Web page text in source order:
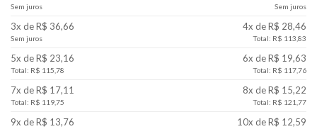
Sem juros Sem juros
3x de R$ 36,66
Sem juros
4x de R$ 28,46
Total: R$ 113,83
5x de R$ 23,16
Total: R$ 115,78
6x de R$ 19,63
Total: R$ 117,76
7x de R$ 17,11
Total: R$ 119,75
8x de R$ 15,22
Total: R$ 121,77
9x de R$ 13,76 10x de R$ 12,59